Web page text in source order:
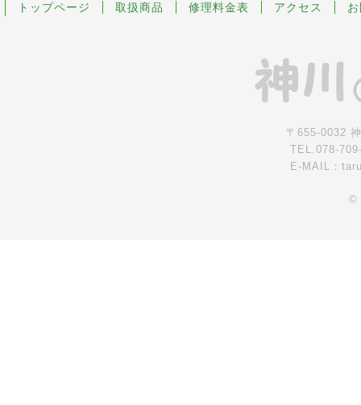
トップページ 取扱商品 修理料金表 アクセス
〒655-0032
TEL.078-
E-MAIL：
©